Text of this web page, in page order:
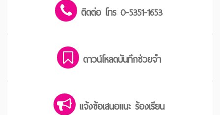
ติดต่อ โทร 0-5351-1653
ดาวน์โหลดบันทึกช่วยจำ
แจ้งข้อเสนอแนะ ร้องเรียน